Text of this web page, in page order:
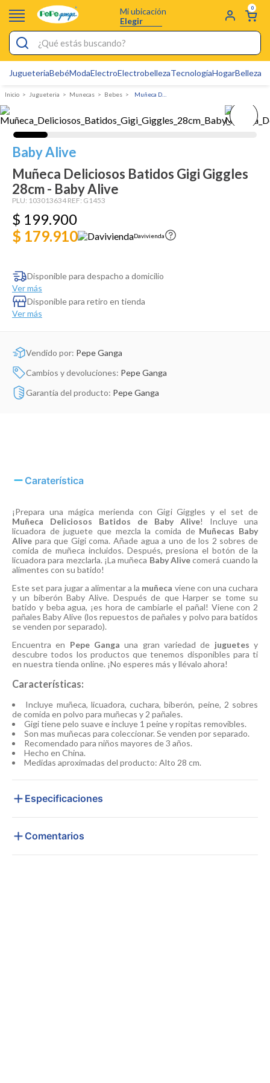
Mi ubicación
Elegir
0
¿Qué estás buscando?
JugueteriaBebéModaElectroElectrobellezaTecnologíaHogarBelleza
Jugueteria Munecas Bebes
Baby Alive
Muñeca Deliciosos Batidos Gigi Giggles
28cm - Baby Alive
PLU: 103013634 REF: G1453
$ 199.900
$ 179.910
Davivienda
Disponible para despacho a domicilio
Ver más
Disponible para retiro en tienda
Ver más
Vendido por: Pepe Ganga
Cambios y devoluciones: Pepe Ganga
Garantía del producto: Pepe Ganga
Caraterística
¡Prepara una mágica merienda con Gigi Giggles y el set de
Muñeca Deliciosos Batidos de Baby Alive! Incluye una
licuadora de juguete que mezcla la comida de Muñecas Baby
Alive para que Gigi coma. Añade agua a uno de los 2 sobres de
comida de muñeca incluidos. Después, presiona el botón de la
licuadora para mezclarla. ¡La muñeca Baby Alivecomerá cuando la
alimentes con su batido!
Este set para jugar a alimentar a la muñeca viene con una cuchara
y un biberón Baby Alive. Después de que Harper se tome su
batido y beba agua, ¡es hora de cambiarle el pañal! Viene con 2
pañales Baby Alive (los repuestos de pañales y polvo para batidos
se venden por separado).
Encuentra en Pepe Ganga una gran variedad de juguetes y
descubre todos los productos que tenemos disponibles para ti
en nuestra tienda online. ¡No esperes más y llévalo ahora!
Características:
Incluye muñeca, licuadora, cuchara, biberón, peine, 2 sobres
de comida en polvo para muñecas y 2 pañales.
Gigi tiene pelo suave e incluye 1 peine y ropitas removibles.
Son mas muñecas para coleccionar. Se venden por separado.
Recomendado para niños mayores de 3 años.
Hecho en China.
Medidas aproximadas del producto: Alto 28 cm.
Especificaciones
Comentarios
Electro
Figuras Toy Story
Carters
Silla Mecedora Bebé
Bebes
Cartas Pokemon
Dinosaurio Juguete